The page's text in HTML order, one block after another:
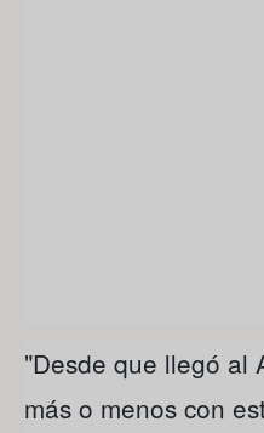
"Desde que llegó al
más o menos con